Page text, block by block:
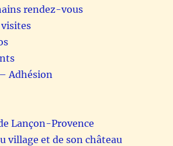
rendez-vous
Adhésion
Lançon-Provence
village et de son château